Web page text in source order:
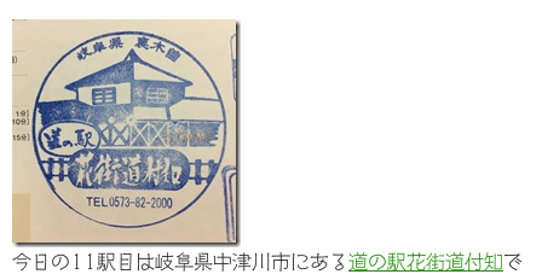
今日の11駅目は岐阜県中津川市にある 道の駅花街道付知で